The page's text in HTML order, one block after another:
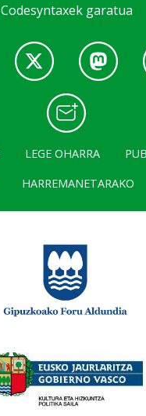
Codesyntaxek garatua
LEGE OHARRA
HARREMANETARAKO